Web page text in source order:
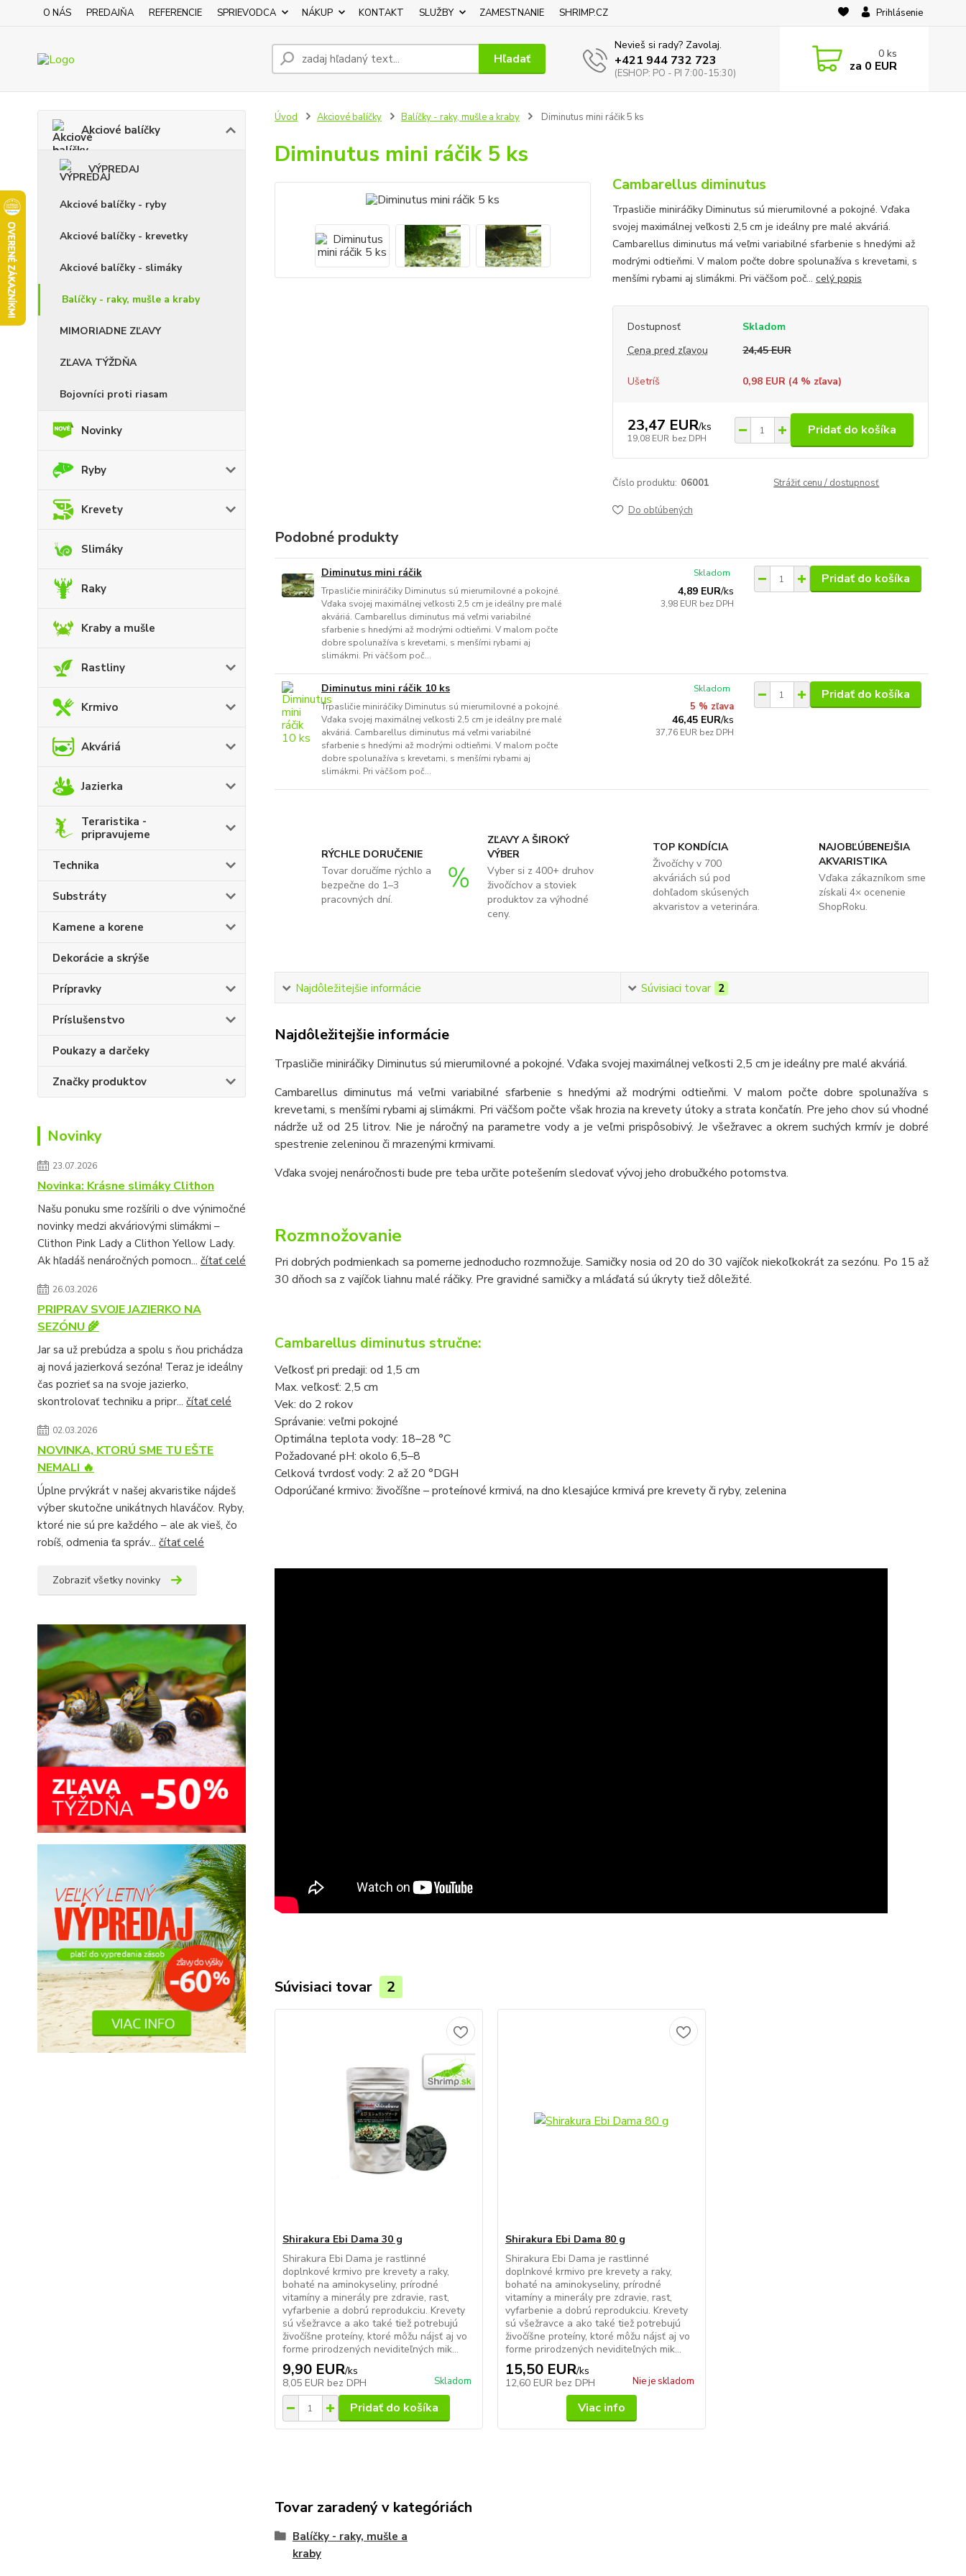
O NÁS PREDAJŇA REFERENCIE SPRIEVODCA NÁKUP KONTAKT SLUŽBY ZAMESTNANIE SHRIMP.CZ Prihlásenie
Hľadať
Nevieš si rady? Zavolaj.
+421 944 732 723
(ESHOP: PO - PI 7:00-15:30)
0 ks
za 0 EUR
Akciové balíčky
VÝPREDAJ
Akciové balíčky - ryby
Akciové balíčky - krevetky
Akciové balíčky - slimáky
Balíčky - raky, mušle a kraby
MIMORIADNE ZĽAVY
ZĽAVA TÝŽDŇA
Bojovníci proti riasam
Novinky
Ryby
Krevety
Slimáky
Raky
Kraby a mušle
Rastliny
Krmivo
Akváriá
Jazierka
Teraristika -
pripravujeme
Technika
Substráty
Kamene a korene
Dekorácie a skrýše
Prípravky
Príslušenstvo
Poukazy a darčeky
Značky produktov
Novinky
23.07.2026
Novinka: Krásne slimáky Clithon
Našu ponuku sme rozšírili o dve výnimočné
novinky medzi akváriovými slimákmi –
Clithon Pink Lady a Clithon Yellow Lady.
Ak hľadáš nenáročných pomocn... čítať celé
26.03.2026
PRIPRAV SVOJE JAZIERKO NA
SEZÓNU 🌾
Jar sa už prebúdza a spolu s ňou prichádza
aj nová jazierková sezóna! Teraz je ideálny
čas pozrieť sa na svoje jazierko,
skontrolovať techniku a pripr... čítať celé
02.03.2026
NOVINKA, KTORÚ SME TU EŠTE
NEMALI 🔥
Úplne prvýkrát v našej akvaristike nájdeš
výber skutočne unikátnych hlaváčov. Ryby,
ktoré nie sú pre každého – ale ak vieš, čo
robíš, odmenia ťa správ... čítať celé
Zobraziť všetky novinky
Úvod Akciové balíčky Balíčky - raky, mušle a kraby Diminutus mini ráčik 5 ks
Diminutus mini ráčik 5 ks
Cambarellus diminutus
Trpasličie miniráčiky Diminutus sú mierumilovné a pokojné. Vďaka
svojej maximálnej veľkosti 2,5 cm je ideálny pre malé akváriá.
Cambarellus diminutus má veľmi variabilné sfarbenie s hnedými až
modrými odtieňmi. V malom počte dobre spolunažíva s krevetami, s
menšími rybami aj slimákmi. Pri väčšom poč... celý popis
Dostupnosť
Skladom
Cena pred zľavou
24,45 EUR
Ušetríš 0,98 EUR (4% zľava)
23,47 EUR/ks
19,08 EUR bez DPH
Pridať do košíka
Číslo produktu: 06001 Strážiť cenu / dostupnosť
Do obľúbených
Podobné produkty
Diminutus mini ráčik
Trpasličie miniráčiky Diminutus sú mierumilovné a pokojné.
Vďaka svojej maximálnej veľkosti 2,5 cm je ideálny pre malé
akváriá. Cambarellus diminutus má veľmi variabilné
sfarbenie s hnedými až modrými odtieňmi. V malom počte
dobre spolunažíva s krevetami, s menšími rybami aj
slimákmi. Pri väčšom poč...
4,89 EUR/ks
3,98 EUR bez DPH
Skladom Pridať do košíka
Diminutus mini ráčik 10 ks
Trpasličie miniráčiky Diminutus sú mierumilovné a pokojné.
Vďaka svojej maximálnej veľkosti 2,5 cm je ideálny pre malé
akváriá. Cambarellus diminutus má veľmi variabilné
sfarbenie s hnedými až modrými odtieňmi. V malom počte
dobre spolunažíva s krevetami, s menšími rybami aj
slimákmi. Pri väčšom poč...
5 % zľava
46,45 EUR/ks
37,76 EUR bez DPH
Skladom Pridať do košíka
RÝCHLE DORUČENIE
Tovar doručíme rýchlo a
bezpečne do 1–3
pracovných dní.
ZĽAVY A ŠIROKÝ
VÝBER
Vyber si z 400+ druhov
živočíchov a stoviek
produktov za výhodné
ceny.
TOP KONDÍCIA
Živočíchy v 700
akváriách sú pod
dohľadom skúsených
akvaristov a veterinára.
NAJOBĽÚBENEJŠIA
AKVARISTIKA
Vďaka zákazníkom sme
získali 4× ocenenie
ShopRoku.
Najdôležitejšie informácie Súvisiaci tovar 2
Najdôležitejšie informácie
Trpasličie miniráčiky Diminutus sú mierumilovné a pokojné. Vďaka svojej maximálnej veľkosti 2,5 cm je ideálny pre malé akváriá.
Cambarellus diminutus má veľmi variabilné sfarbenie s hnedými až modrými odtieňmi. V malom počte dobre spolunažíva s
krevetami, s menšími rybami aj slimákmi. Pri väčšom počte však hrozia na krevety útoky a strata končatín. Pre jeho chov sú vhodné
nádrže už od 25 litrov. Nie je náročný na parametre vody a je veľmi prispôsobivý. Je všežravec a okrem suchých krmív je dobré
spestrenie zeleninou či mrazenými krmivami.
Vďaka svojej nenáročnosti bude pre teba určite potešením sledovať vývoj jeho drobučkého potomstva.
Rozmnožovanie
Pri dobrých podmienkach sa pomerne jednoducho rozmnožuje. Samičky nosia od 20 do 30 vajíčok niekoľkokrát za sezónu. Po 15 až
30 dňoch sa z vajíčok liahnu malé ráčiky. Pre gravidné samičky a mláďatá sú úkryty tiež dôležité.
Cambarellus diminutus stručne:
Veľkosť pri predaji: od 1,5 cm
Max. veľkosť: 2,5 cm
Vek: do 2 rokov
Správanie: veľmi pokojné
Optimálna teplota vody: 18–28 °C
Požadované pH: okolo 6,5–8
Celková tvrdosť vody: 2 až 20 °DGH
Odporúčané krmivo: živočíšne – proteínové krmivá, na dno klesajúce krmivá pre krevety či ryby, zelenina
Súvisiaci tovar 2
Shirakura Ebi Dama 30 g
Shirakura Ebi Dama je rastlinné
doplnkové krmivo pre krevety a raky,
bohaté na aminokyseliny, prírodné
vitamíny a minerály pre zdravie, rast,
vyfarbenie a dobrú reprodukciu. Krevety
sú všežravce a ako také tiež potrebujú
živočíšne proteíny, ktoré môžu nájsť aj vo
forme prirodzených neviditeľných mik...
9,90 EUR/ks
8,05 EUR bez DPH Skladom
Pridať do košíka
Shirakura Ebi Dama 80 g
Shirakura Ebi Dama je rastlinné
doplnkové krmivo pre krevety a raky,
bohaté na aminokyseliny, prírodné
vitamíny a minerály pre zdravie, rast,
vyfarbenie a dobrú reprodukciu. Krevety
sú všežravce a ako také tiež potrebujú
živočíšne proteíny, ktoré môžu nájsť aj vo
forme prirodzených neviditeľných mik...
15,50 EUR/ks
12,60 EUR bez DPH Nie je skladom
Viac info
Tovar zaradený v kategóriách
Balíčky - raky, mušle a
kraby